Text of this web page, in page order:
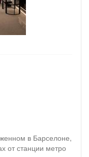
в Барселоне,
от станции метро